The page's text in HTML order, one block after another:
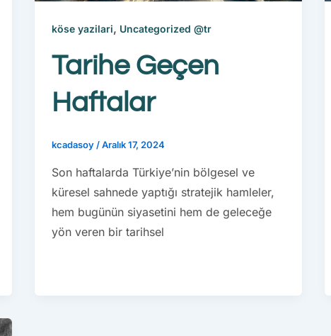
köse yazilari, Uncategorized @tr
Tarihe Geçen
Haftalar
kcadasoy/Aralık 17, 2024
Son haftalarda Türkiye’nin bölgesel ve
küresel sahnede yaptığı stratejik hamleler,
hem bugünün siyasetini hem de geleceğe
yön veren bir tarihsel